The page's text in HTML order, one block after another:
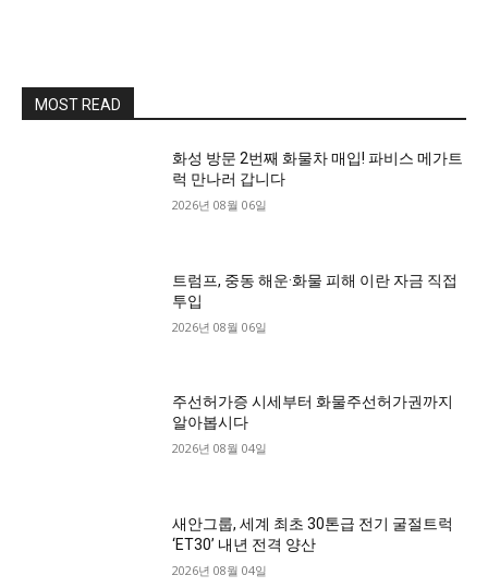
MOST READ
화성 방문 2번째 화물차 매입! 파비스 메가트
럭 만나러 갑니다
2026년 08월 06일
트럼프, 중동 해운·화물 피해 이란 자금 직접
투입
2026년 08월 06일
주선허가증 시세부터 화물주선허가권까지
알아봅시다
2026년 08월 04일
새안그룹, 세계 최초 30톤급 전기 굴절트럭
‘ET30’ 내년 전격 양산
2026년 08월 04일